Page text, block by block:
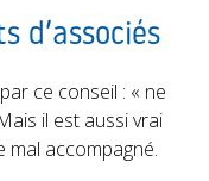
d’associés
ce conseil : « ne
il est aussi vrai
mal accompagné.